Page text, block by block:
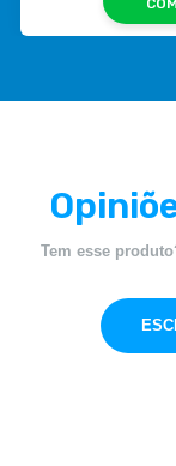
Tem esse